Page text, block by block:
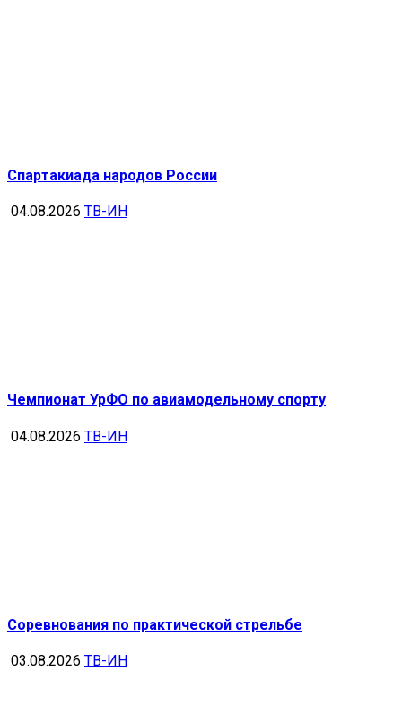
Спартакиада народов России
04.08.2026 ТВ-ИН
Чемпионат УрФО по авиамодельному спорту
04.08.2026 ТВ-ИН
Соревнования по практической стрельбе
03.08.2026 ТВ-ИН